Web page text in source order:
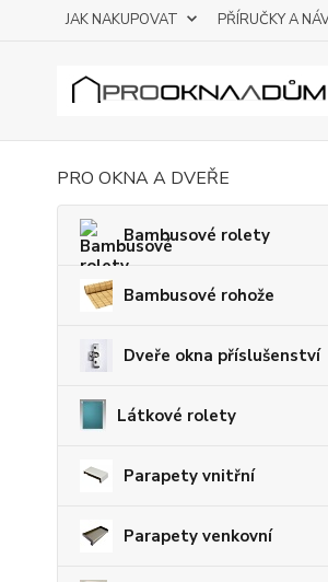
JAK NAKUPOVAT PŘÍRUČKY A
PRO OKNA A DVEŘE
Bambusové rolety
Bambusové rohože
Dveře okna příslušenství
Látkové rolety
Parapety vnitřní
Parapety venkovní